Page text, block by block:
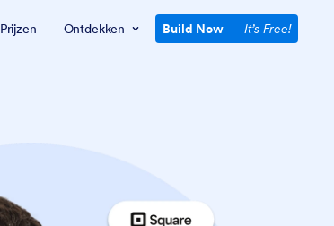
Prijzen Ontdekken Build Now — It’s Free!